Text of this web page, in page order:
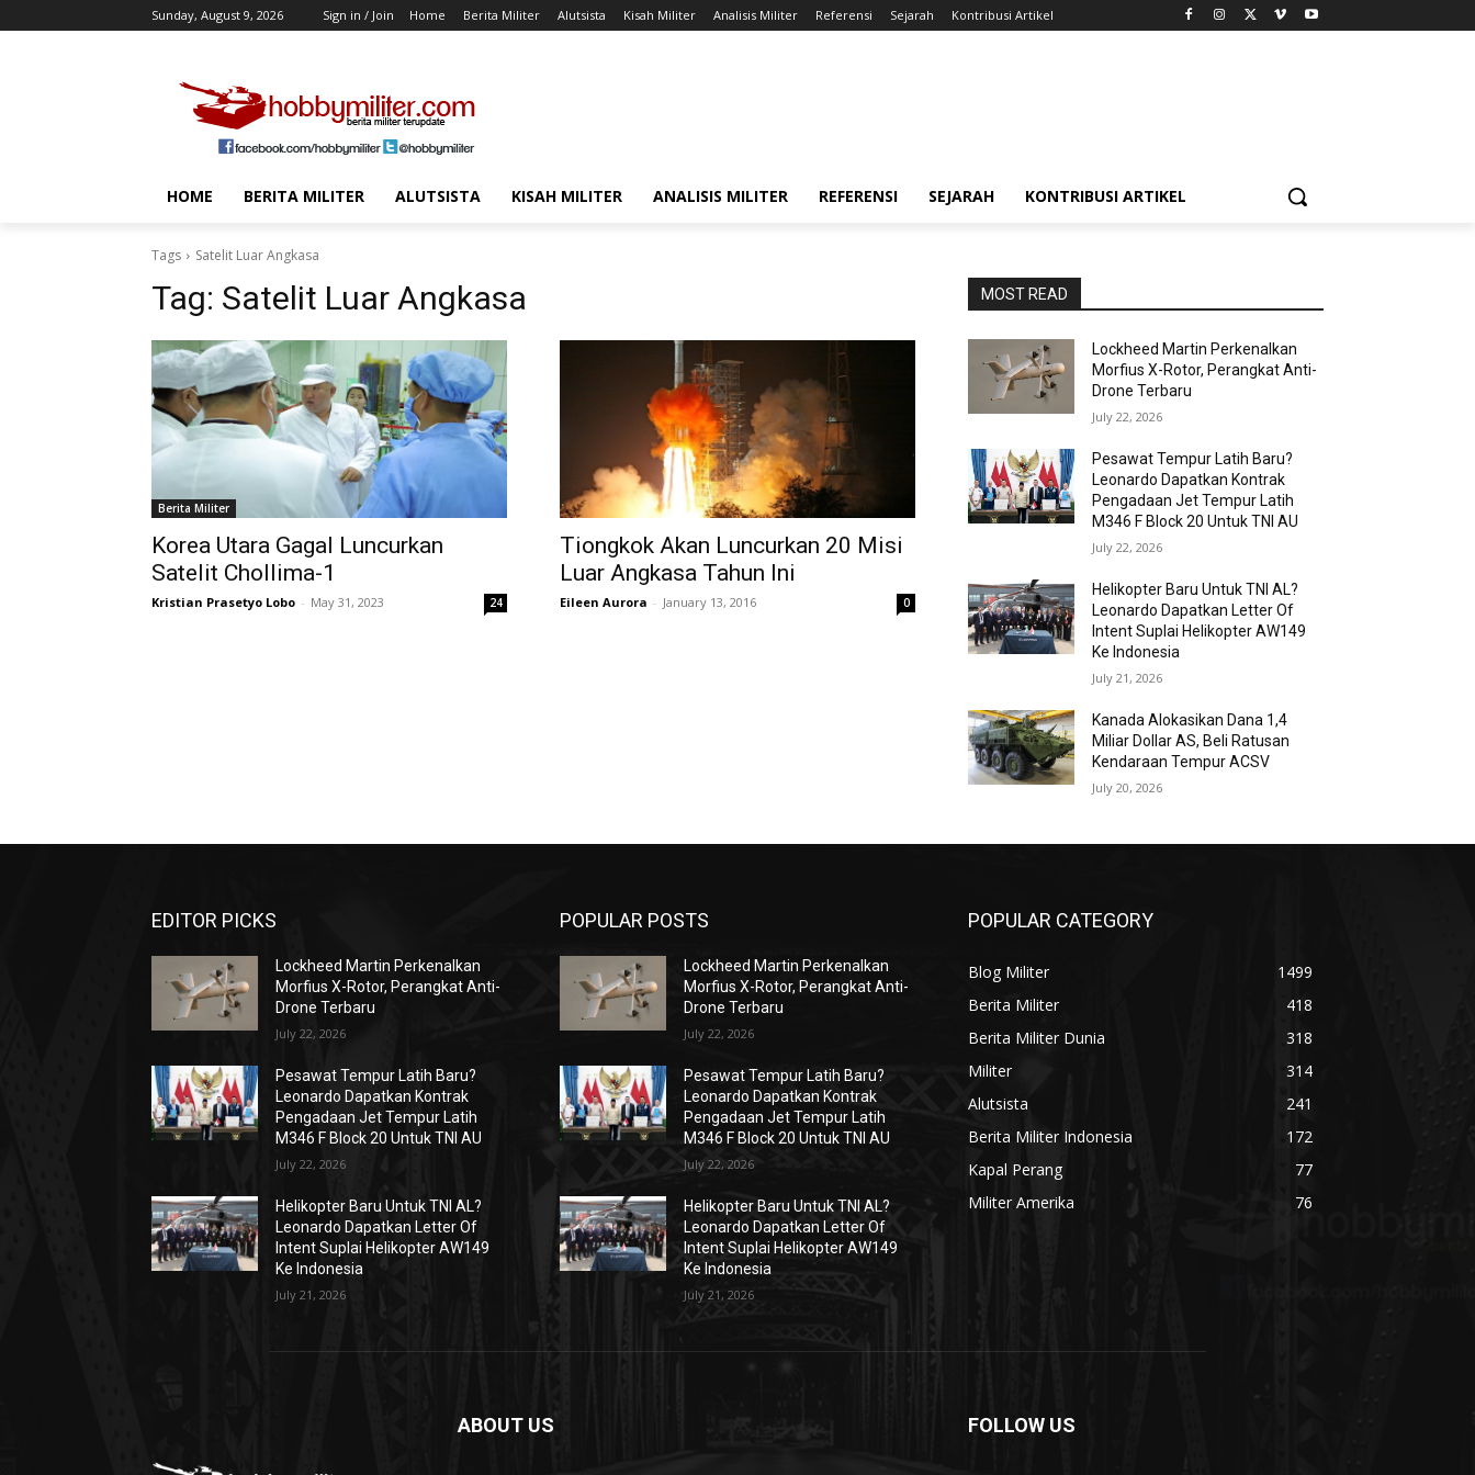
Sunday, August 9, 2026 Sign in / Join Home Berita Militer Alutsista Kisah Militer Analisis Militer Referensi Sejarah Kontribusi Artikel
HOME BERITA MILITER ALUTSISTA KISAH MILITER ANALISIS MILITER REFERENSI SEJARAH KONTRIBUSI ARTIKEL
Tags Satelit Luar Angkasa
Tag: Satelit Luar Angkasa
Berita Militer
Korea Utara Gagal Luncurkan
Satelit Chollima-1
Kristian Prasetyo Lobo - May 31, 2023 24
Tiongkok Akan Luncurkan 20 Misi
Luar Angkasa Tahun Ini
Eileen Aurora - January 13, 2016 0
MOST READ
Lockheed Martin Perkenalkan
Morfius X-Rotor, Perangkat Anti-
Drone Terbaru
July 22, 2026
Pesawat Tempur Latih Baru?
Leonardo Dapatkan Kontrak
Pengadaan Jet Tempur Latih
M346 F Block 20 Untuk TNI AU
July 22, 2026
Helikopter Baru Untuk TNI AL?
Leonardo Dapatkan Letter Of
Intent Suplai Helikopter AW149
Ke Indonesia
July 21, 2026
Kanada Alokasikan Dana 1,4
Miliar Dollar AS, Beli Ratusan
Kendaraan Tempur ACSV
July 20, 2026
EDITOR PICKS
Lockheed Martin Perkenalkan
Morfius X-Rotor, Perangkat Anti-
Drone Terbaru
July 22, 2026
Pesawat Tempur Latih Baru?
Leonardo Dapatkan Kontrak
Pengadaan Jet Tempur Latih
M346 F Block 20 Untuk TNI AU
July 22, 2026
Helikopter Baru Untuk TNI AL?
Leonardo Dapatkan Letter Of
Intent Suplai Helikopter AW149
Ke Indonesia
July 21, 2026
POPULAR POSTS
Lockheed Martin Perkenalkan
Morfius X-Rotor, Perangkat Anti-
Drone Terbaru
July 22, 2026
Pesawat Tempur Latih Baru?
Leonardo Dapatkan Kontrak
Pengadaan Jet Tempur Latih
M346 F Block 20 Untuk TNI AU
July 22, 2026
Helikopter Baru Untuk TNI AL?
Leonardo Dapatkan Letter Of
Intent Suplai Helikopter AW149
Ke Indonesia
July 21, 2026
POPULAR CATEGORY
Blog Militer
1499
Berita Militer
418
Berita Militer Dunia
318
Militer
314
Alutsista
241
Berita Militer Indonesia
172
Kapal Perang
77
Militer Amerika
76
ABOUT US FOLLOW US